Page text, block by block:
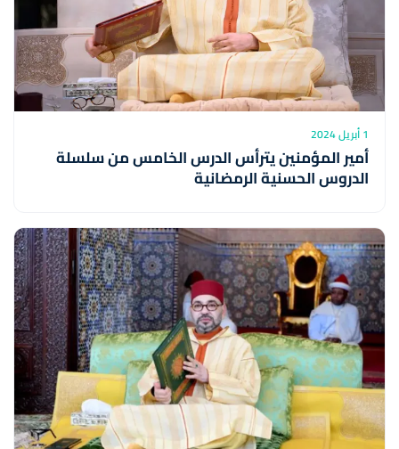
1 أبريل 2024
أمير المؤمنين يترأس الدرس الخامس من سلسلة
الدروس الحسنية الرمضانية